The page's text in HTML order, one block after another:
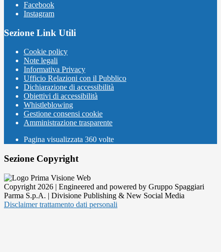
Facebook
Instagram
Sezione Link Utili
Cookie policy
Note legali
Informativa Privacy
Ufficio Relazioni con il Pubblico
Dichiarazione di accessibilità
Obiettivi di accessibilità
Whistleblowing
Gestione consensi cookie
Amministrazione trasparente
Pagina visualizzata 360 volte
Sezione Copyright
Copyright 2026 | Engineered and powered by Gruppo Spaggiari
Parma S.p.A. | Divisione Publishing & New Social Media
Disclaimer trattamento dati personali